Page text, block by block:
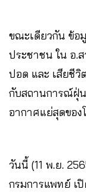
ขณะเดียวกัน ข้อ
ประชาชน ใน อ.ส
ปอด และ เสียชีวิ
กับสถานการณ์ฝุ่
อากาศแย่สุดของ
วันนี้ (11 พ.ย.
กรมการแพทย์ เปิ